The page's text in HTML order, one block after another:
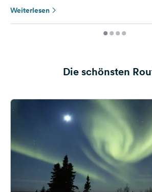
Weiterlesen
Die schönsten